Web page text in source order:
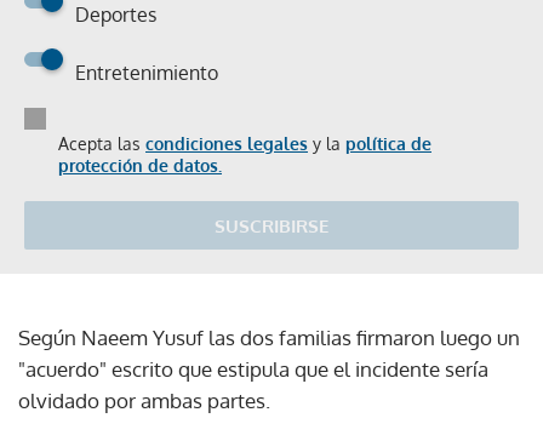
Deportes
Entretenimiento
Acepta las condiciones legales y la política de
protección de datos.
SUSCRIBIRSE
Según Naeem Yusuf las dos familias firmaron luego un
"acuerdo" escrito que estipula que el incidente sería
olvidado por ambas partes.